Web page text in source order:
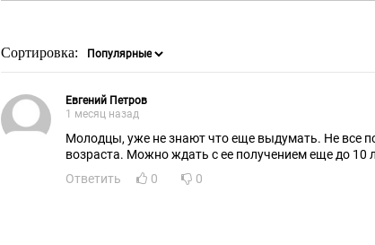
Сортировка:
Евгений Петров
1 месяц назад
Молодцы, уже не знают что еще выдумать. Не все
возраста. Можно ждать с ее получением еще до 10
Ответить
0 0